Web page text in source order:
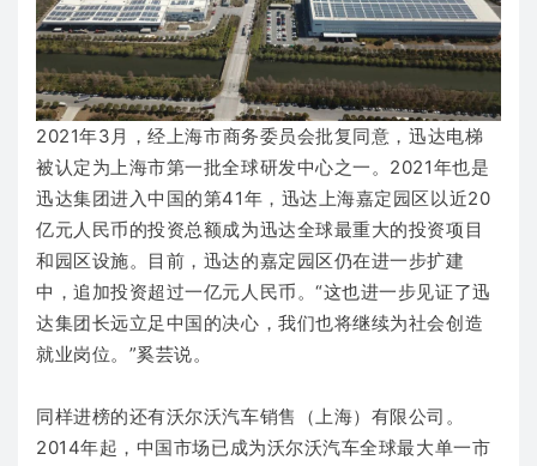
2021年3月，经上海市商务委员会批复同意，迅达电梯
被认定为上海市第一批全球研发中心之一。2021年也是
迅达集团进入中国的第41年，迅达上海嘉定园区以近20
亿元人民币的投资总额成为迅达全球最重大的投资项目
和园区设施。目前，迅达的嘉定园区仍在进一步扩建
中，追加投资超过一亿元人民币。“这也进一步见证了迅
达集团长远立足中国的决心，我们也将继续为社会创造
就业岗位。”奚芸说。
同样进榜的还有沃尔沃汽车销售（上海）有限公司。
2014年起，中国市场已成为沃尔沃汽车全球最大单一市